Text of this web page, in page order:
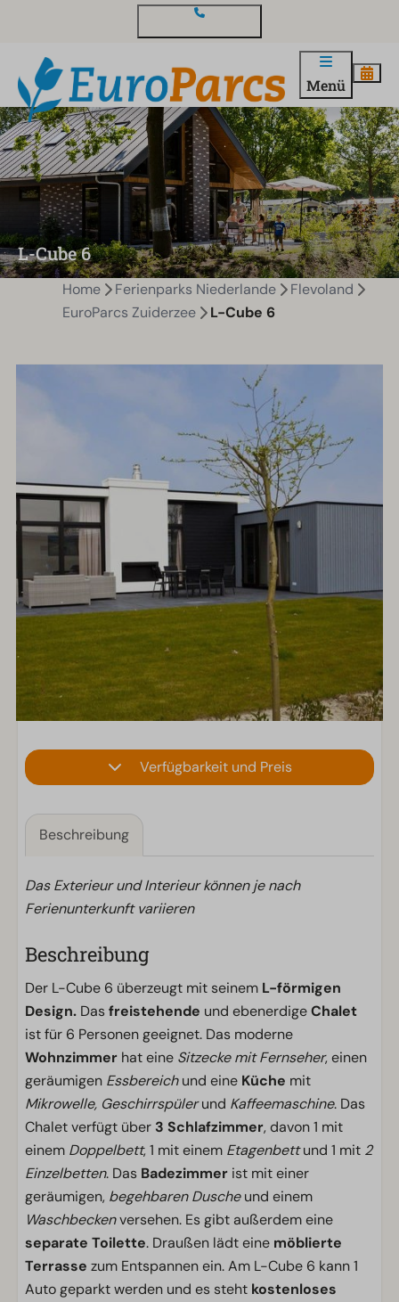
Menü
L-Cube 6
Home Ferienparks Niederlande
Flevoland
EuroParcs Zuiderzee
L-Cube 6
Verfügbarkeit und Preis
Beschreibung
Das Exterieur und Interieur können je nach
Ferienunterkunft variieren
Beschreibung
Der L-Cube 6 überzeugt mit seinem L-förmigen
Design. Dasfreistehende und ebenerdigeChalet
ist für 6 Personen geeignet. Das moderne
Wohnzimmer hat eine Sitzecke mit Fernseher, einen
geräumigen Essbereichund eine Küche mit
Mikrowelle, Geschirrspülerund Kaffeemaschine. Das
Chalet verfügt über 3 Schlafzimmer, davon 1 mit
einem Doppelbett, 1 mit einem Etagenbettund 1 mit 2
Einzelbetten. Das Badezimmer ist mit einer
geräumigen, begehbaren Duscheund einem
Waschbeckenversehen. Es gibt außerdem eine
separate Toilette. Draußen lädt eine möblierte
Terrasse zum Entspannen ein. Am L-Cube 6 kann 1
Auto geparkt werden und es steht kostenloses